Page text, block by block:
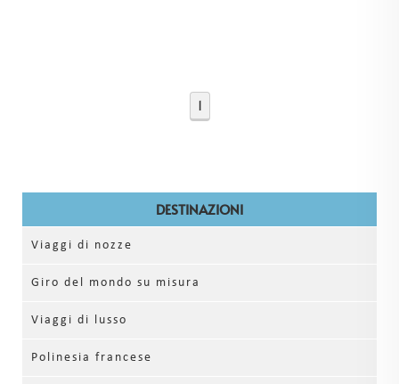
1
DESTINAZIONI
Viaggi di nozze
Giro del mondo su misura
Viaggi di lusso
Polinesia francese